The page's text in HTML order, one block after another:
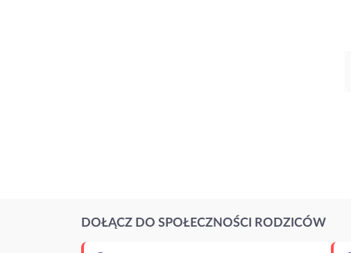
DOŁĄCZ DO SPOŁECZNOŚCI RODZICÓW